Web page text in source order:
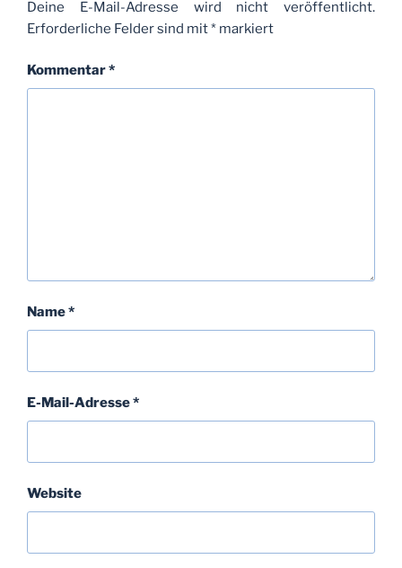
Deine E-Mail-Adresse wird nicht veröffentlicht.
Erforderliche Felder sind mit* markiert
Kommentar*
Name*
E-Mail-Adresse*
Website